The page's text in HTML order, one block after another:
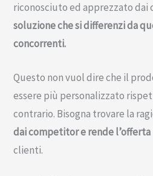
riconosciuto ed apprezzato
soluzione che si differenzi da
concorrenti.
Questo non vuol dire che il
essere più personalizzato
contrario. Bisogna trovare la
dai competitor e rende l’offerta
clienti.